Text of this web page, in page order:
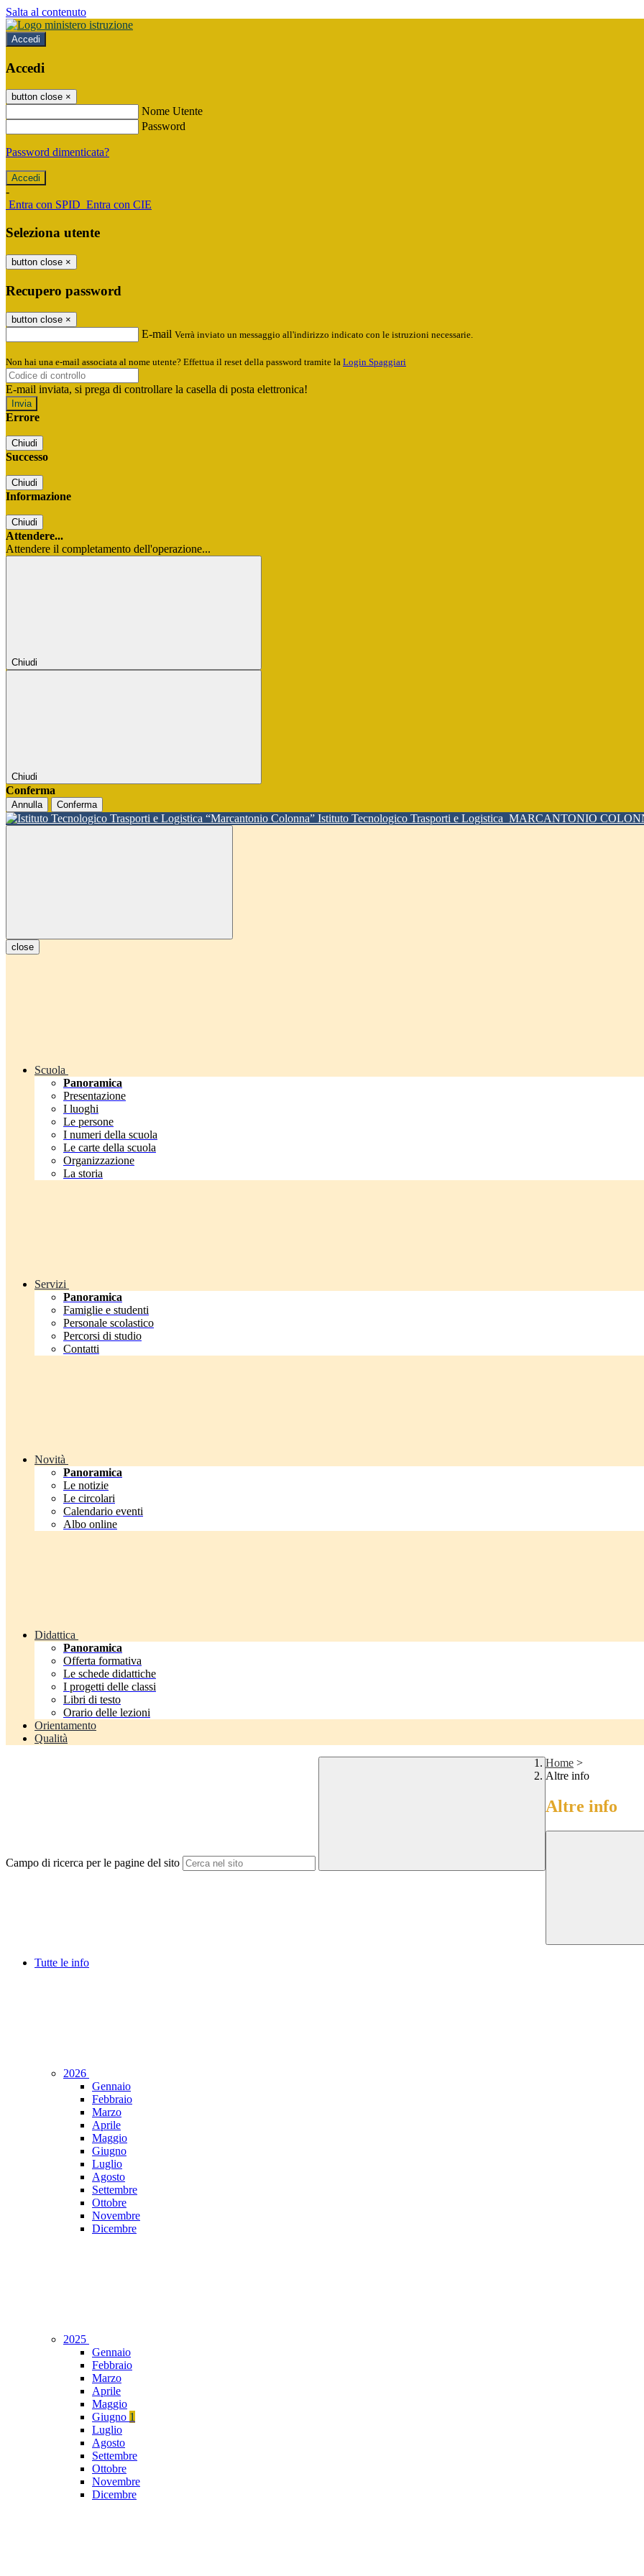
Salta al contenuto
Accedi
Accedi
button close ×
Nome Utente
Password
Password dimenticata?
-
Entra con SPID Entra con CIE
Seleziona utente
button close ×
Recupero password
button close ×
E-mail Verrà inviato un messaggio all'indirizzo indicato con le istruzioni necessarie.
Non hai una e-mail associata al nome utente? Effettua il reset della password tramite la Login Spaggiari
E-mail inviata, si prega di controllare la casella di posta elettronica!
Errore
Chiudi
Successo
Chiudi
Informazione
Chiudi
Attendere...
Attendere il completamento dell'operazione...
Chiudi
Chiudi
Conferma
Annulla Conferma
Istituto Tecnologico Trasporti e Logistica MARCANTONIO
close
Scuola
Panoramica
Presentazione
I luoghi
Le persone
I numeri della scuola
Le carte della scuola
Organizzazione
La storia
Servizi
Panoramica
Famiglie e studenti
Personale scolastico
Percorsi di studio
Contatti
Novità
Panoramica
Le notizie
Le circolari
Calendario eventi
Albo online
Didattica
Panoramica
Offerta formativa
Le schede didattiche
I progetti delle classi
Libri di testo
Orario delle lezioni
Orientamento
Qualità
Campo di ricerca per le pagine del sito
Home >
Altre info
Altre info
Tutte le info
2026
Gennaio
Febbraio
Marzo
Aprile
Maggio
Giugno
Luglio
Agosto
Settembre
Ottobre
Novembre
Dicembre
2025
Gennaio
Febbraio
Marzo
Aprile
Maggio
Giugno 1
Luglio
Agosto
Settembre
Ottobre
Novembre
Dicembre